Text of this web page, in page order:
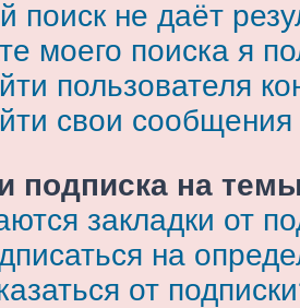
поиск не даёт
моего поиска я
пользователя
свои
подписка на
закладки от
на
от